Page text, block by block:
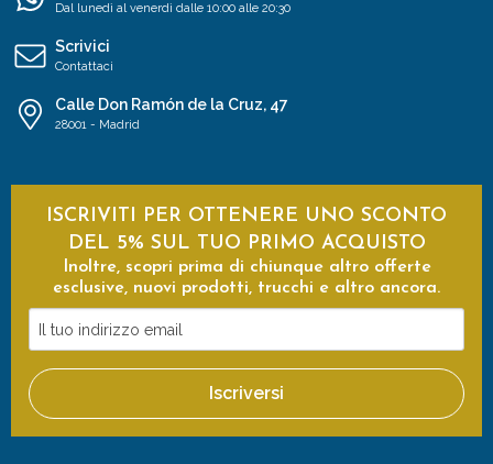
Dal lunedì al venerdì dalle 10:00 alle 20:30
Scrivici
Contattaci
Calle Don Ramón de la Cruz, 47
28001 - Madrid
ISCRIVITI PER OTTENERE UNO SCONTO
DEL 5% SUL TUO PRIMO ACQUISTO
Inoltre, scopri prima di chiunque altro offerte
esclusive, nuovi prodotti, trucchi e altro ancora.
tuo
indirizzo
email
Iscriversi